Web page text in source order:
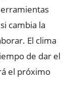
cambia la
El clima
de dar el
el próximo